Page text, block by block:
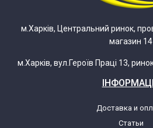
м.Харків, Центральний ринок,
магазин 14
м.Харків, вул.Героїв Праці 13,
Доставка и
Статьи